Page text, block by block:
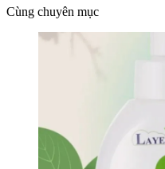
Cùng chuyên mục